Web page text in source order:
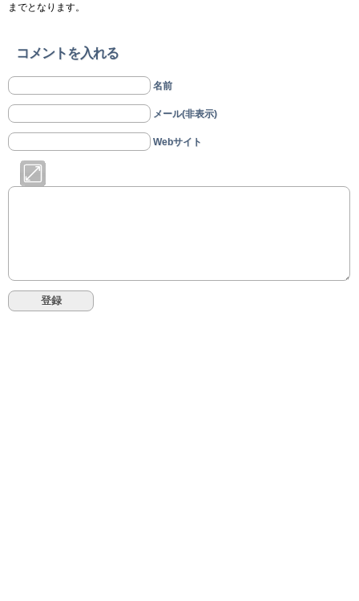
までとなります。
コメントを入れる
名前
メール(非表示)
Webサイト